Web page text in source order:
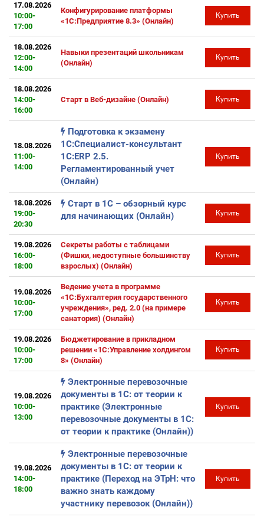
17.08.2026
10:00-
17:00
Конфигурирование платформы
«1С:Предприятие 8.3» (Онлайн)
Купить
18.08.2026
12:00-
14:00
Навыки презентаций школьникам
(Онлайн)
Купить
18.08.2026
14:00-
16:00
Старт в Веб-дизайне (Онлайн) Купить
18.08.2026
11:00-
14:00
Подготовка к экзамену
1С:Специалист-консультант
1С:ERP 2.5.
Регламентированный учет
(Онлайн)
Купить
18.08.2026
19:00-
20:30
Старт в 1С – обзорный курс
для начинающих (Онлайн)
Купить
19.08.2026
16:00-
18:00
Секреты работы с таблицами
(Фишки, недоступные большинству
взрослых) (Онлайн)
Купить
19.08.2026
10:00-
17:00
Ведение учета в программе
«1С:Бухгалтерия государственного
учреждения», ред. 2.0 (на примере
санатория) (Онлайн)
Купить
19.08.2026
10:00-
17:00
Бюджетирование в прикладном
решении «1С:Управление холдингом
8» (Онлайн)
Купить
19.08.2026
10:00-
13:00
Электронные перевозочные
документы в 1С: от теории к
практике (Электронные
перевозочные документы в 1С:
от теории к практике (Онлайн))
Купить
19.08.2026
14:00-
18:00
Электронные перевозочные
документы в 1С: от теории к
практике (Переход на ЭТрН: что
важно знать каждому
участнику перевозок (Онлайн))
Купить